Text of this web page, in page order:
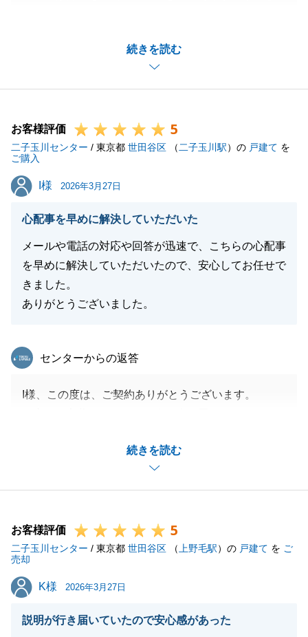
続きを読む
今後も何かございましたらお気軽にご相談ください。
閉じる
お客様評価 5
二子玉川センター / 東京都 世田谷区 （ 二子玉川駅）の 戸建て を
ご購入
I様
I様 2026年3月27日
心配事を早めに解決していただいた
メールや電話の対応や回答が迅速で、こちらの心配事
を早めに解決していただいたので、安心してお任せで
きました。
ありがとうございました。
続きを読む
東急リバブル
センターからの返答
I様、この度は、ご契約ありがとうございます。
今後もお気軽にご連絡いただければと思います。
今後とも末永いお付き合いをよろしくお願いいたしま
す。
閉じる
お客様評価 5
二子玉川センター / 東京都 世田谷区 （ 上野毛駅）の 戸建て を ご
売却
K様
K様 2026年3月27日
説明が行き届いていたので安心感があった